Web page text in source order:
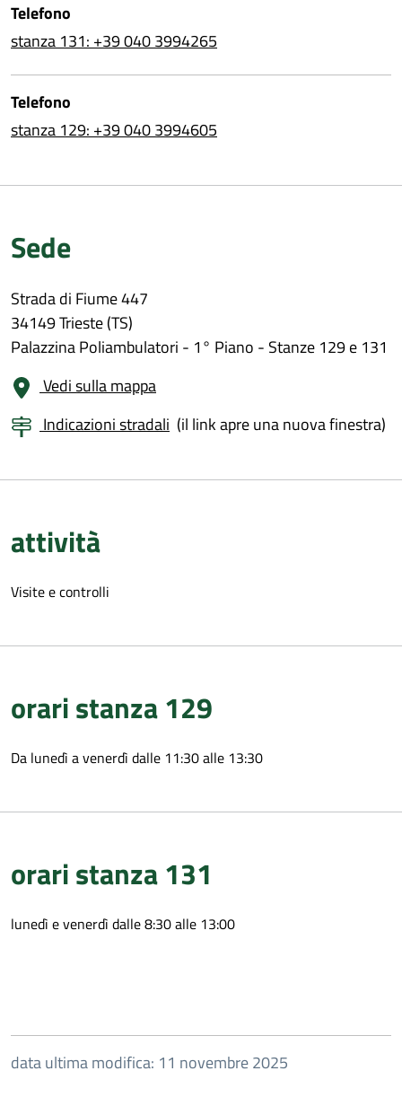
Telefono
stanza 131: +39 040 3994265
Telefono
stanza 129: +39 040 3994605
Sede
Strada di Fiume 447
34149 Trieste (TS)
Palazzina Poliambulatori - 1° Piano - Stanze 129 e 131
Vedi sulla mappa
Indicazioni stradali (il link apre una nuova finestra)
attività
Visite e controlli
orari stanza 129
Da lunedì a venerdì dalle 11:30 alle 13:30
orari stanza 131
lunedì e venerdì dalle 8:30 alle 13:00
data ultima modifica: 11 novembre 2025